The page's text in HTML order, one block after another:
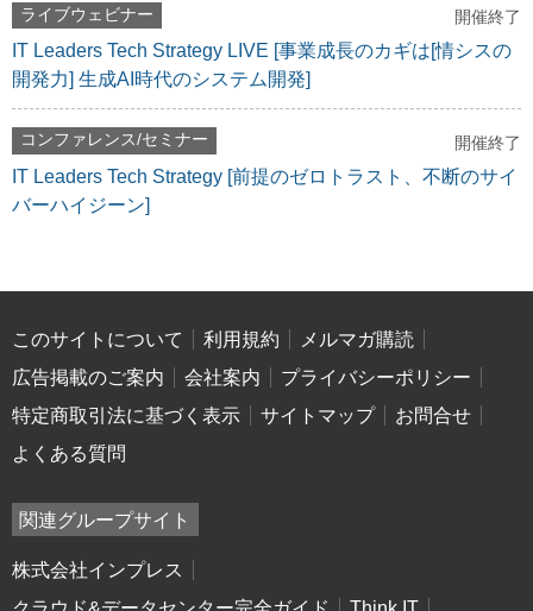
ライブウェビナー 開催終了
IT Leaders Tech Strategy LIVE [事業成長のカギは[情シスの
開発力] 生成AI時代のシステム開発]
コンファレンス/セミナー 開催終了
IT Leaders Tech Strategy [前提のゼロトラスト、不断のサイ
バーハイジーン]
このサイトについて 利用規約
メルマガ購読
広告掲載のご案内
会社案内
プライバシーポリシー
特定商取引法に基づく表示
サイトマップ
お問合せ
よくある質問
関連グループサイト
株式会社インプレス